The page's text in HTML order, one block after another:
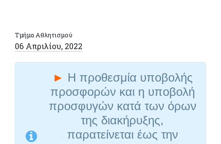
Τμήμα Αθλητισμού
06 Απριλίου, 2022
► Η προθεσμία υποβολής
προσφορών και η υποβολή
προσφυγών κατά των όρων
της διακήρυξης,
παρατείνεται έως την